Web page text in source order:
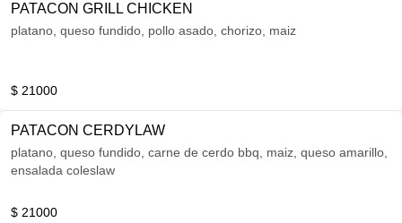
PATACON GRILL CHICKEN
platano, queso fundido, pollo asado, chorizo, maiz
$ 21000
PATACON CERDYLAW
platano, queso fundido, carne de cerdo bbq, maiz, queso amarillo,
ensalada coleslaw
$ 21000